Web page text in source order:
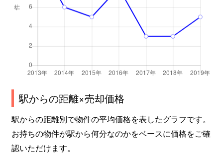
駅からの距離×売却価格
駅からの距離別で物件の平均価格を表したグラフです。
お持ちの物件が駅から何分なのかをベースに価格をご確
認いただけます。